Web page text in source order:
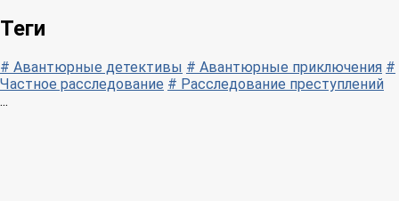
Теги
# Авантюрные детективы # Авантюрные приключения #
Частное расследование # Расследование преступлений
...